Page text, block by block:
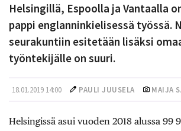
Helsingillä, Espoolla ja Vantaalla
pappi englanninkielisessä työssä.
seurakuntiin esitetään lisäksi
työntekijälle on suuri.
18.01.2019 14:00 PAULI JUUSELA MAIJA
Helsingissä asui vuoden 2018 alussa 99